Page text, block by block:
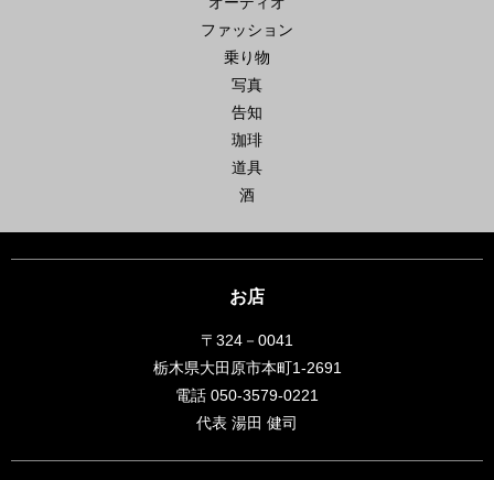
ファッション
乗り物
写真
告知
珈琲
道具
酒
お店
〒324－0041
栃木県大田原市本町1-2691
電話 050-3579-0221
代表 湯田 健司